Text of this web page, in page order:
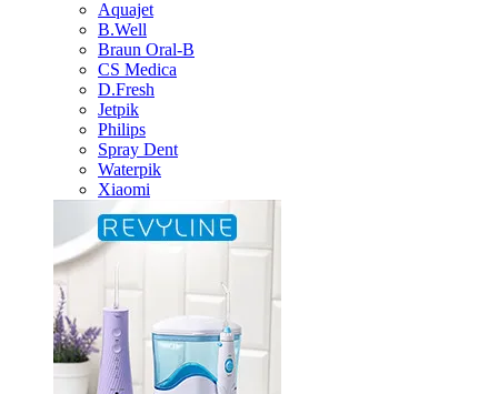
Aquajet
B.Well
Braun Oral-B
CS Medica
D.Fresh
Jetpik
Philips
Spray Dent
Waterpik
Xiaomi